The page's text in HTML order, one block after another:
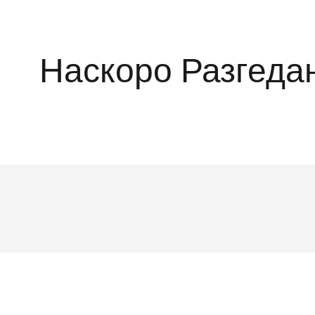
Наскоро